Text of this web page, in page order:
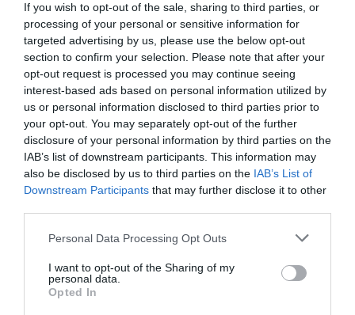
If you wish to opt-out of the sale, sharing to third parties, or
processing of your personal or sensitive information for
targeted advertising by us, please use the below opt-out
section to confirm your selection. Please note that after your
opt-out request is processed you may continue seeing
interest-based ads based on personal information utilized by
us or personal information disclosed to third parties prior to
your opt-out. You may separately opt-out of the further
disclosure of your personal information by third parties on the
IAB’s list of downstream participants. This information may
also be disclosed by us to third parties on the IAB’s List of
Downstream Participants that may further disclose it to other
Personal Data Processing Opt Outs
I want to opt-out of the Sharing of my
personal data.
Opted In
dejar pasar la oportunidad
de presidir la institución más
poderosa de Europa"
También hay que recordar que Alemania tenía
que presidir el BCE en el año 2012, cuando se
había pactado que al presidente francésJean-
Claude Trichetle sucedería el alemánAxel
el BCE unos meses antes de hacer oficial el relevo
mencionado.